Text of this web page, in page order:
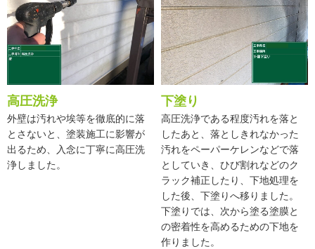
高圧洗浄
外壁は汚れや埃等を徹底的に落
とさないと、塗装施工に影響が
出るため、入念に丁寧に高圧洗
浄しました。
下塗り
高圧洗浄である程度汚れを落と
したあと、落としきれなかった
汚れをペーパーケレンなどで落
としていき、ひび割れなどのク
ラック補正したり、下地処理を
した後、下塗りへ移りました。
下塗りでは、次から塗る塗膜と
の密着性を高めるための下地を
作りました。